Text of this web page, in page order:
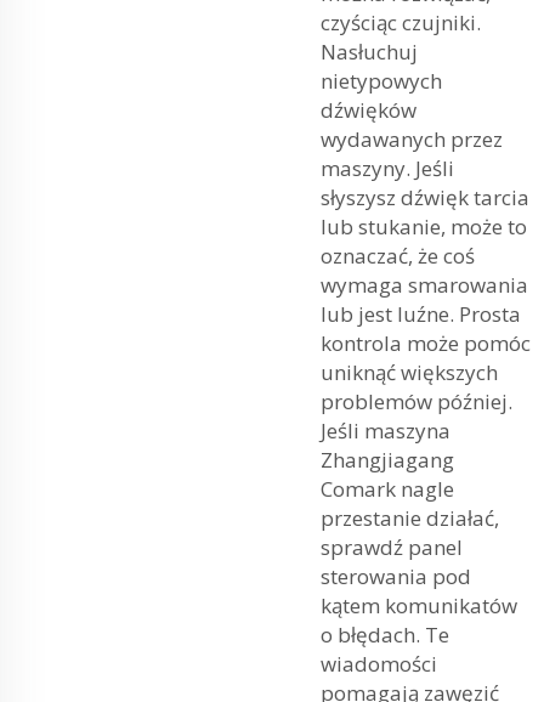
czyściąc czujniki.
Nasłuchuj
nietypowych
dźwięków
wydawanych przez
maszyny. Jeśli
słyszysz dźwięk tarcia
lub stukanie, może to
oznaczać, że coś
wymaga smarowania
lub jest luźne. Prosta
kontrola może pomóc
uniknąć większych
problemów później.
Jeśli maszyna
Zhangjiagang
Comark nagle
przestanie działać,
sprawdź panel
sterowania pod
kątem komunikatów
o błędach. Te
wiadomości
pomagają zawęzić